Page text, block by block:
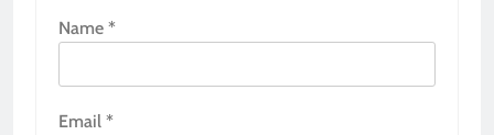
Name *
Email *